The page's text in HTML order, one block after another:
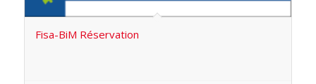
Fisa-BiM Réservation